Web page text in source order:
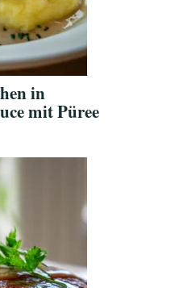
in
mit Püree